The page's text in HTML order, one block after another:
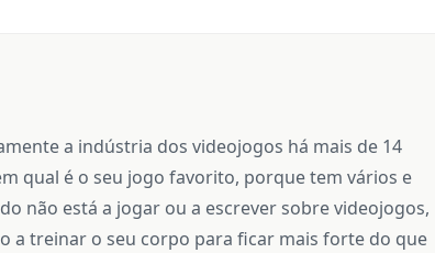
a indústria dos videojogos há mais de 14
qual é o seu jogo favorito, porque tem vários e
não está a jogar ou a escrever sobre videojogos,
a treinar o seu corpo para ficar mais forte do que